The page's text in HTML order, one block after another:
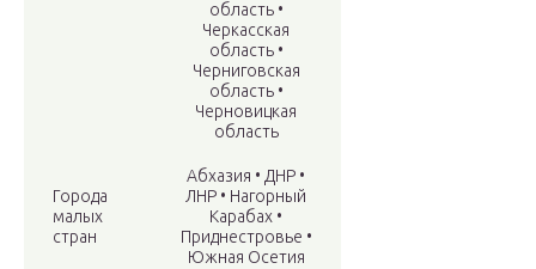
область •
Черкасская
область •
Черниговская
область •
Черновицкая
область
Города
малых
стран
Абхазия • ДНР •
ЛНР • Нагорный
Карабах •
Приднестровье •
Южная Осетия